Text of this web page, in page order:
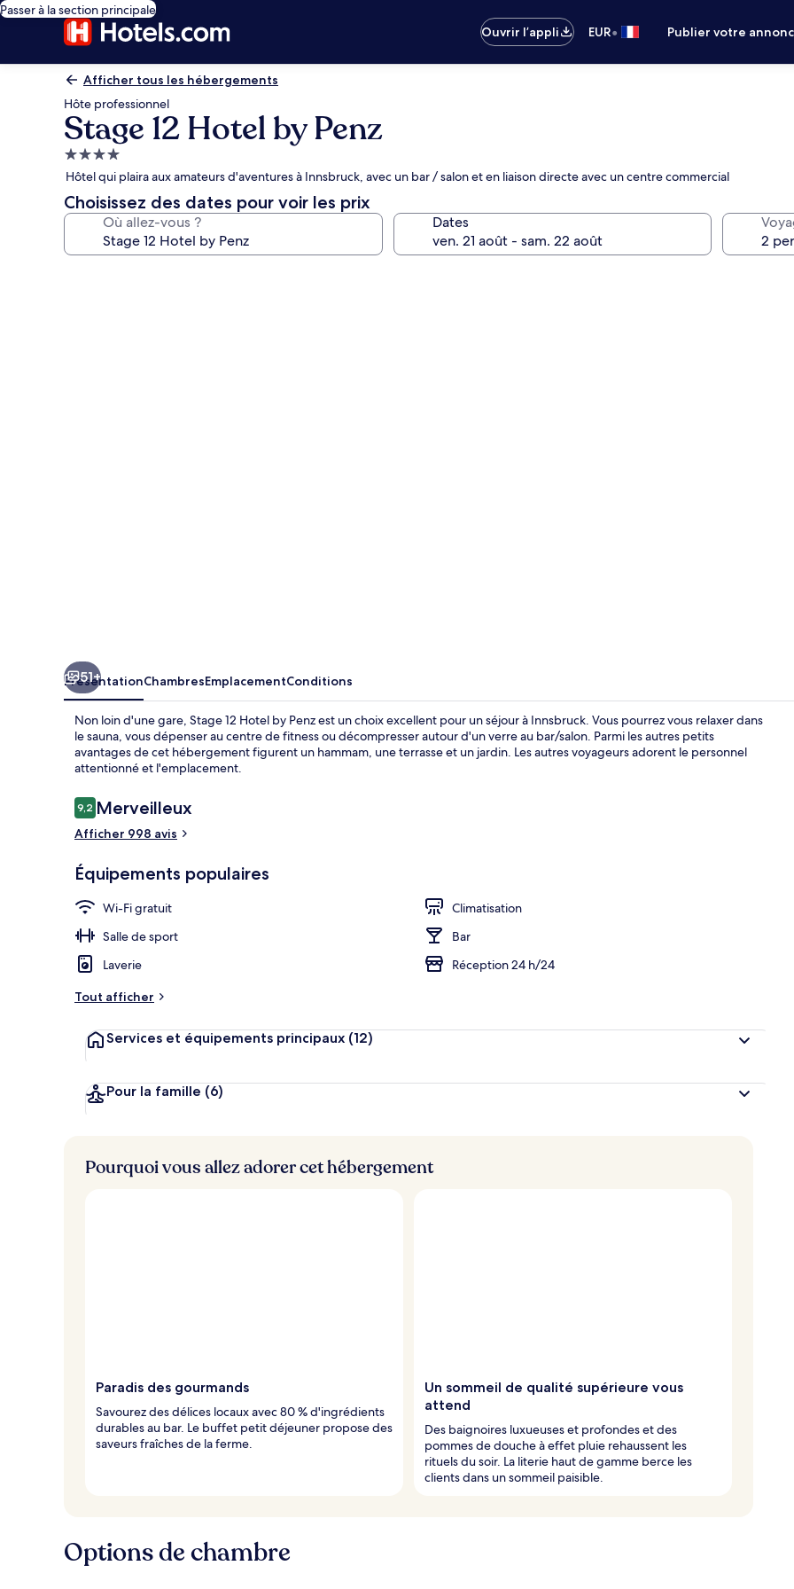
Passer à la section principale
Ouvrir l’appli
EUR• Publier votre
Afficher tous les hébergements
Hôte professionnel
Stage 12 Hotel by Penz
Hébergement
4.0 étoiles
Hôtel qui plaira aux amateurs d'aventures à Innsbruck, avec un bar / salon et en liaison directe avec un centre commercial
Choisissez des dates pour voir les prix
Où allez-vous ? Dates
51+
PrésentationChambresEmplacementConditions
Non loin d'une gare, Stage 12 Hotel by Penz est un choix excellent pour un séjour à Innsbruck. Vous pourrez vous relaxer dans
le sauna, vous dépenser au centre de fitness ou décompresser autour d'un verre au bar/salon. Parmi les autres petits
avantages de cet hébergement figurent un hammam, une terrasse et un jardin. Les autres voyageurs adorent le personnel
attentionné et l'emplacement.
Avis
voyageurs
9,29,2 sur 10
Merveilleux
Afficher 998 avis
Équipements populaires
Wi-Fi gratuit
Climatisation
Salle de sport
Bar
Laverie
Réception 24 h/24
Tout afficher
Services et équipements principaux (12)
Pour la famille (6)
Pourquoi vous allez adorer cet hébergement
Paradis des gourmands
Savourez des délices locaux avec 80 % d'ingrédients
durables au bar. Le buffet petit déjeuner propose des
saveurs fraîches de la ferme.
Un sommeil de qualité supérieure vous
attend
Des baignoires luxueuses et profondes et des
pommes de douche à effet pluie rehaussent les
rituels du soir. La literie haut de gamme berce les
clients dans un sommeil paisible.
Options de chambre